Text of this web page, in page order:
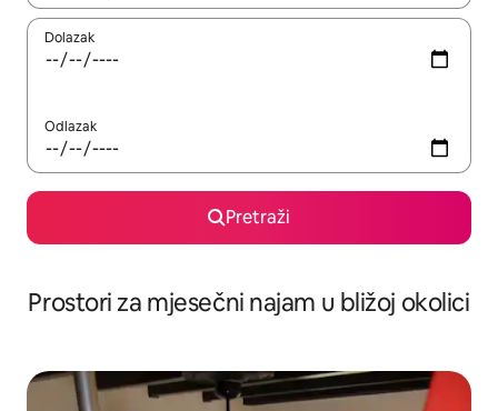
Dolazak
Odlazak
Pretraži
Prostori za mjesečni najam u bližoj okolici